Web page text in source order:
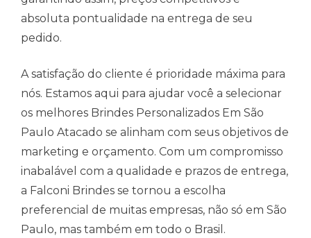
absoluta pontualidade na entrega de seu
pedido.
A satisfação do cliente é prioridade máxima para
nós. Estamos aqui para ajudar você a selecionar
os melhores Brindes Personalizados Em São
Paulo Atacado se alinham com seus objetivos de
marketing e orçamento. Com um compromisso
inabalável com a qualidade e prazos de entrega,
a Falconi Brindes se tornou a escolha
preferencial de muitas empresas, não só em São
Paulo, mas também em todo o Brasil.